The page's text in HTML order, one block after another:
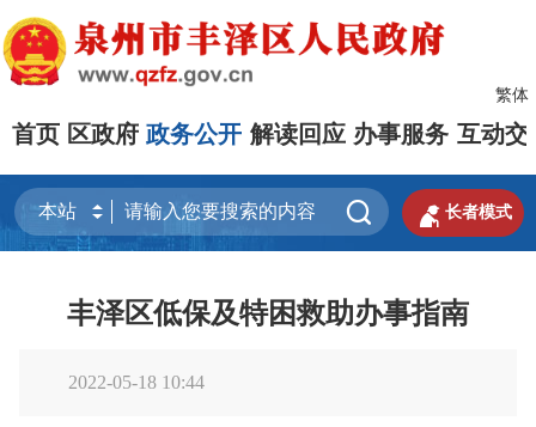
繁体
首页 区政府 政务公开 解读回应 办事服务 互动交
  长者模式
丰泽区低保及特困救助办事指南
2022-05-18 10:44